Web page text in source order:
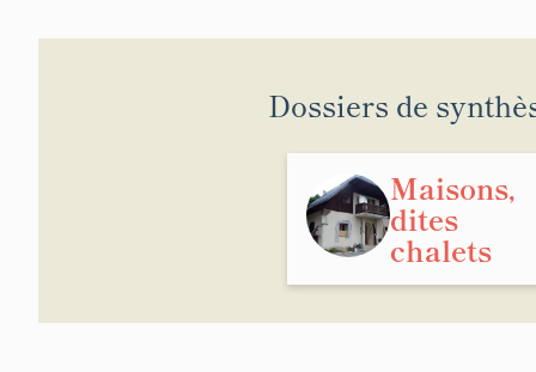
Dossiers de
Maisons,
dites
chalets